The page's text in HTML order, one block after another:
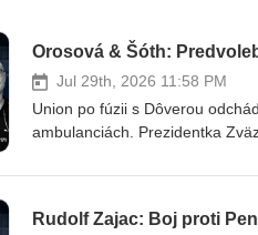
Jul 29th, 2026 11:58 PM
Union po fúzii s Dôverou
ambulanciách. Prezidentka
starostlivosti a kto z
dospelých v Nitre a prezident
Rudolf Zajac: Boj proti